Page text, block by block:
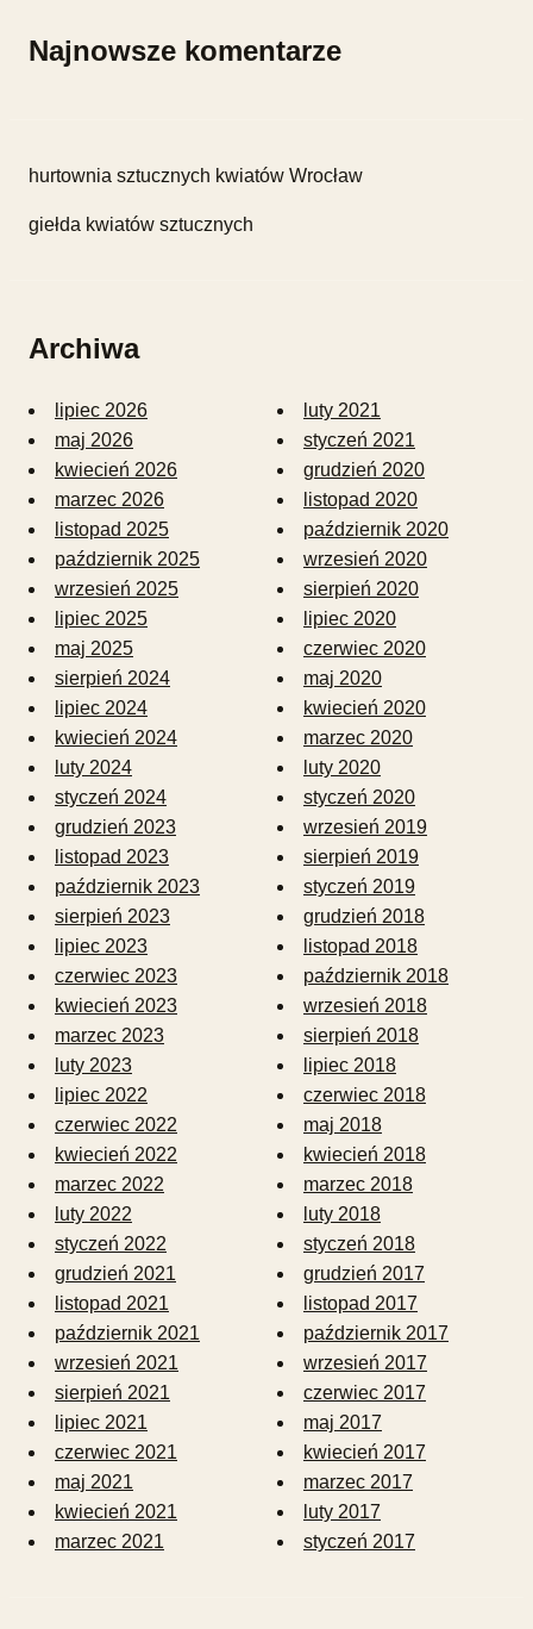
Najnowsze komentarze
hurtownia sztucznych kwiatów Wrocław
giełda kwiatów sztucznych
Archiwa
lipiec 2026
maj 2026
kwiecień 2026
marzec 2026
listopad 2025
październik 2025
wrzesień 2025
lipiec 2025
maj 2025
sierpień 2024
lipiec 2024
kwiecień 2024
luty 2024
styczeń 2024
grudzień 2023
listopad 2023
październik 2023
sierpień 2023
lipiec 2023
czerwiec 2023
kwiecień 2023
marzec 2023
luty 2023
lipiec 2022
czerwiec 2022
kwiecień 2022
marzec 2022
luty 2022
styczeń 2022
grudzień 2021
listopad 2021
październik 2021
wrzesień 2021
sierpień 2021
lipiec 2021
czerwiec 2021
maj 2021
kwiecień 2021
marzec 2021
luty 2021
styczeń 2021
grudzień 2020
listopad 2020
październik 2020
wrzesień 2020
sierpień 2020
lipiec 2020
czerwiec 2020
maj 2020
kwiecień 2020
marzec 2020
luty 2020
styczeń 2020
wrzesień 2019
sierpień 2019
styczeń 2019
grudzień 2018
listopad 2018
październik 2018
wrzesień 2018
sierpień 2018
lipiec 2018
czerwiec 2018
maj 2018
kwiecień 2018
marzec 2018
luty 2018
styczeń 2018
grudzień 2017
listopad 2017
październik 2017
wrzesień 2017
czerwiec 2017
maj 2017
kwiecień 2017
marzec 2017
luty 2017
styczeń 2017